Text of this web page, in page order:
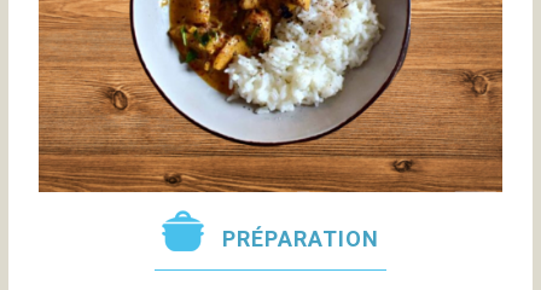
PRÉPARATION